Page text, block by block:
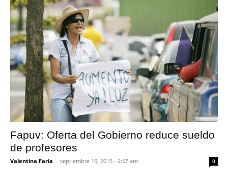
Fapuv: Oferta del Gobierno reduce sueldo
de profesores
Valentina Faria - septiembre 10, 2015 - 2:57 am 0